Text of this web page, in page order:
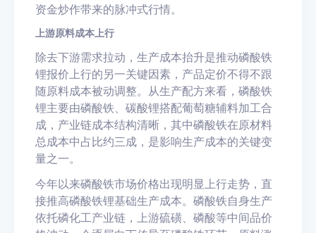
资金炒作带来的脉冲式行情。
上游原料成本上行
除去下游需求拉动，生产成本抬升是推动磷酸铁
锂报价上行的另一关键因素，产品定价不得不跟
随原料成本被动调整。从生产配方来看，磷酸铁
锂主要由磷酸铁、碳酸锂搭配葡萄糖辅料加工合
成，产业链成本结构清晰，其中磷酸铁在原材料
总成本中占比约三成，是影响生产成本的关键变
量之一。
今年以来磷酸铁市场价格出现明显上行走势，直
接推高磷酸铁锂基础生产成本。磷酸铁自身生产
依托磷化工产业链，上游硫磺、磷酸等中间品价